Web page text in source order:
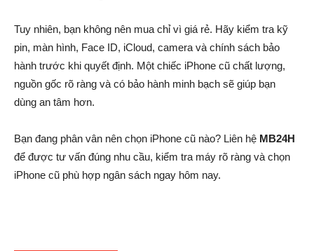
Tuy nhiên, bạn không nên mua chỉ vì giá rẻ. Hãy kiểm tra kỹ
pin, màn hình, Face ID, iCloud, camera và chính sách bảo
hành trước khi quyết định. Một chiếc iPhone cũ chất lượng,
nguồn gốc rõ ràng và có bảo hành minh bạch sẽ giúp bạn
dùng an tâm hơn.
Bạn đang phân vân nên chọn iPhone cũ nào? Liên hệ MB24H
để được tư vấn đúng nhu cầu, kiểm tra máy rõ ràng và chọn
iPhone cũ phù hợp ngân sách ngay hôm nay.